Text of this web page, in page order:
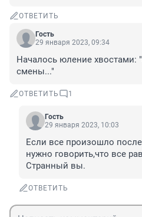
ОТВЕТИТЬ
Гость
29 января 2023, 09:34
Началось юление хвостами:
смены..."
ОТВЕТИТЬ 1
Гость
29 января 2023, 10:03
Если все произошло
нужно говорить,что все
Странный вы.
ОТВЕТИТЬ